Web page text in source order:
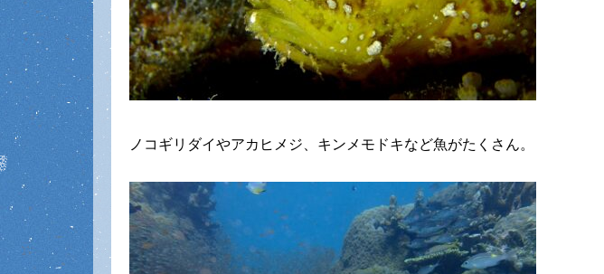
ノコギリダイやアカヒメジ、キンメモドキなど魚がたくさん。